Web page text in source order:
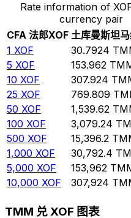
Rate information of
currency pair
CFA 法郎XOF 土库曼斯坦
1 XOF 30.7924
5 XOF 153.962
10 XOF 307.924
25 XOF 769.809
50 XOF 1,539.62
100 XOF 3,079.24
500 XOF 15,396.2
1,000 XOF 30,792.4
5,000 XOF 153,962
10,000 XOF 307,924
TMM 兑 XOF 图表